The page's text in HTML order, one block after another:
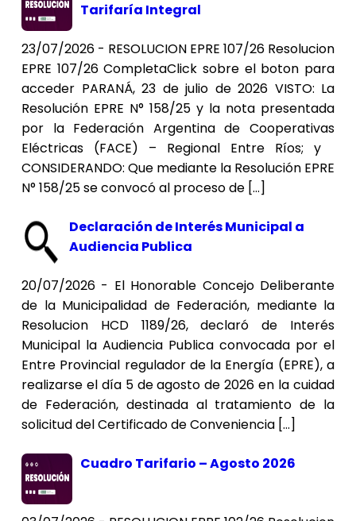
Tarifaría Integral
23/07/2026 - RESOLUCION EPRE 107/26 Resolucion
EPRE 107/26 CompletaClick sobre el boton para
acceder PARANÁ, 23 de julio de 2026 VISTO: La
Resolución EPRE N° 158/25 y la nota presentada
por la Federación Argentina de Cooperativas
Eléctricas (FACE) – Regional Entre Ríos; y
CONSIDERANDO: Que mediante la Resolución EPRE
N° 158/25 se convocó al proceso de […]
Declaración de Interés Municipal a
Audiencia Publica
20/07/2026 - El Honorable Concejo Deliberante
de la Municipalidad de Federación, mediante la
Resolucion HCD 1189/26, declaró de Interés
Municipal la Audiencia Publica convocada por el
Entre Provincial regulador de la Energía (EPRE), a
realizarse el día 5 de agosto de 2026 en la cuidad
de Federación, destinada al tratamiento de la
solicitud del Certificado de Conveniencia […]
Cuadro Tarifario – Agosto 2026